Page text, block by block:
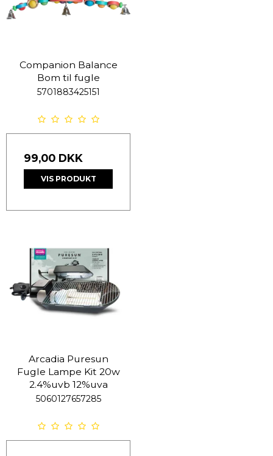
Companion Balance
Bom til fugle
5701883425151
99,00 DKK
VIS PRODUKT
Arcadia Puresun
Fugle Lampe Kit 20w
2.4%uvb 12%uva
5060127657285